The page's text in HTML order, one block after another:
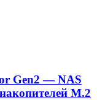
Gen2 — NAS
M.2